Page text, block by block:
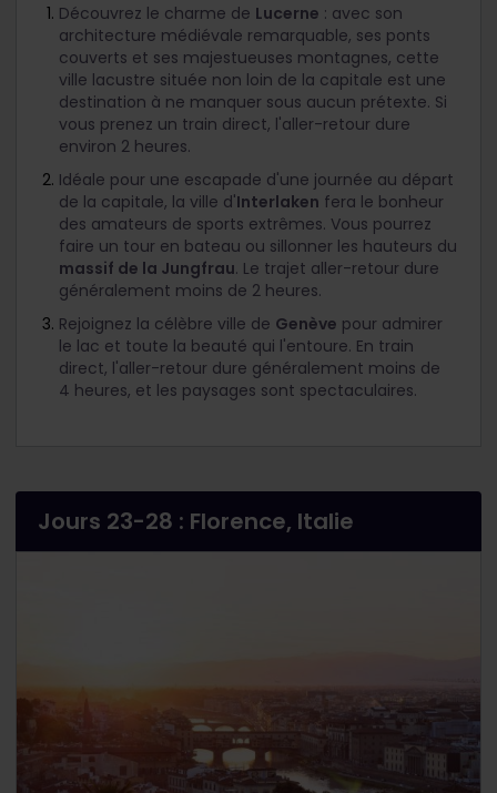
Découvrez le charme de Lucerne : avec son
architecture médiévale remarquable, ses ponts
couverts et ses majestueuses montagnes, cette
ville lacustre située non loin de la capitale est une
destination à ne manquer sous aucun prétexte. Si
vous prenez un train direct, l'aller-retour dure
environ 2 heures.
Idéale pour une escapade d'une journée au départ
de la capitale, la ville d'Interlaken fera le bonheur
des amateurs de sports extrêmes. Vous pourrez
faire un tour en bateau ou sillonner les hauteurs du
massif de la Jungfrau. Le trajet aller-retour dure
généralement moins de 2 heures.
Rejoignez la célèbre ville de Genève pour admirer
le lac et toute la beauté qui l'entoure. En train
direct, l'aller-retour dure généralement moins de
4 heures, et les paysages sont spectaculaires.
Jours 23-28 : Florence, Italie